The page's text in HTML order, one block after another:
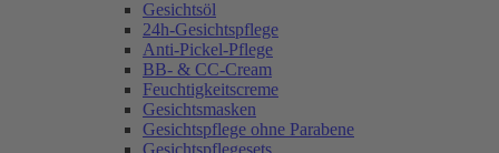
Gesichtsöl
24h-Gesichtspflege
Anti-Pickel-Pflege
BB- & CC-Cream
Feuchtigkeitscreme
Gesichtsmasken
Gesichtspflege ohne Parabene
Gesichtspflegesets